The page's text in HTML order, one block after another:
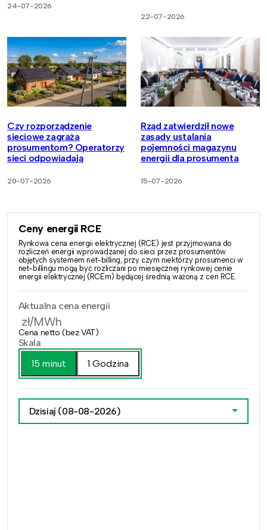
24-07-2026
22-07-2026
Czy rozporządzenie
sieciowe zagraża
prosumentom? Operatorzy
sieci odpowiadają
20-07-2026
Rząd zatwierdził nowe
zasady ustalania
pojemności magazynu
energii dla prosumenta
15-07-2026
Ceny energii RCE
Rynkowa cena energii elektrycznej (RCE) jest przyjmowana do
rozliczeń energii wprowadzanej do sieci przez prosumentów
objętych systemem net-billing, przy czym niektórzy prosumenci w
net-billingu mogą być rozliczani po miesięcznej rynkowej cenie
energii elektrycznej (RCEm) będącej średnią ważoną z cen RCE.
Aktualna cena energii
zł/MWh
Cena netto (bez VAT)
Skala
15 minut
1 Godzina
Dzisiaj (08-08-2026)